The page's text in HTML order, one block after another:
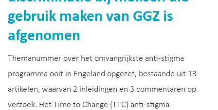
gebruik maken van GGZ is
afgenomen
Themanummer over het omvangrijkste anti-stigma
programma ooit in Engeland opgezet, bestaande uit 13
artikelen, waarvan 2 inleidingen en 3 commentaren op
verzoek. Het Time to Change (TTC) anti-stigma